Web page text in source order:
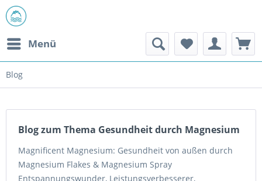
Menü
Blog
Blog zum Thema Gesundheit durch Magnesium
Magnificent Magnesium: Gesundheit von außen durch
Magnesium Flakes & Magnesium Spray
Entspannungswunder, Leistungsverbesserer,